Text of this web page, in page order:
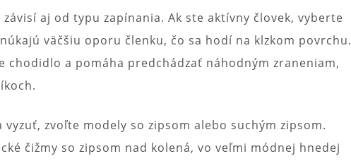
aj od typu zapínania. Ak ste aktívny človek, vyberte
väčšiu oporu členku, čo sa hodí na klzkom povrchu.
chodidlo a pomáha predchádzať náhodným zraneniam,
zvoľte modely so zipsom alebo suchým zipsom.
čižmy so zipsom nad kolená, vo veľmi módnej hnedej